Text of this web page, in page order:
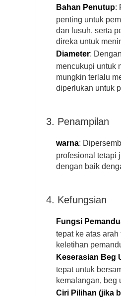
Bahan Penutup:
penting untuk
dan lusuh, serta
direka untuk
Diameter:
mencukupi untuk
mungkin terlalu
diperlukan untuk
3. Penampilan
warna:
profesional tetapi
dengan baik
4. Kefungsian
Fungsi
tepat ke atas
keletihan
Keserasian Beg
tepat untuk
kemalangan, beg
Ciri Pilihan (jika